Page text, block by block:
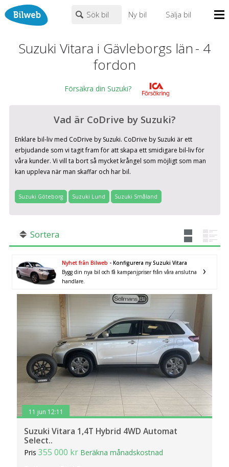
Sök bil Ny bil Sälja bil
Privatleasing
Leasing
Väghjälp
Kontakt
PERSONBIL TRANSPORT HUSBIL/HUSVAGN MC/MOPED/ATV
Hämtning & lämning vid service
Fritext
Populära märkenVolvo, Audi ,Mercedes
0krtillmer än 500000kr
Mil från Mil till
×
Gävleborgs län
Fler val SÖK
Suzuki Vitara i Gävleborgs län- 4
fordon
Försäkra din Suzuki?
Vad är CoDrive by Suzuki?
Enklare bil-liv med CoDrive by Suzuki. CoDrive by Suzuki är ett
erbjudande som vi tagit fram för att skapa ett smidigare bil-liv för
våra kunder. Vi vill ta bort så mycket krångel som möjligt som man
kan uppleva när man skaffar och har bil.
Suzuki Göteborg Suzuki Lund Suzuki Småland
Sortera
Nyhet från Bilweb - Konfigurera ny Suzuki Vitara
Bygg din nya bil och få kampanjpriser från våra anslutna
handlare.
11 jun 12:11
Suzuki Vitara 1,4T Hybrid 4WD Automat
Select..
Pris355 000 kr Beräkna månadskostnad